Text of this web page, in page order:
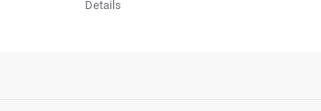
Details